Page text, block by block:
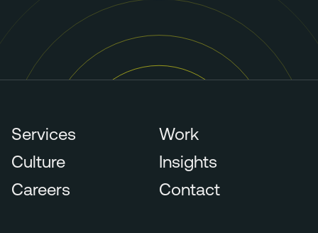
Services
Work
Culture
Insights
Careers
Contact